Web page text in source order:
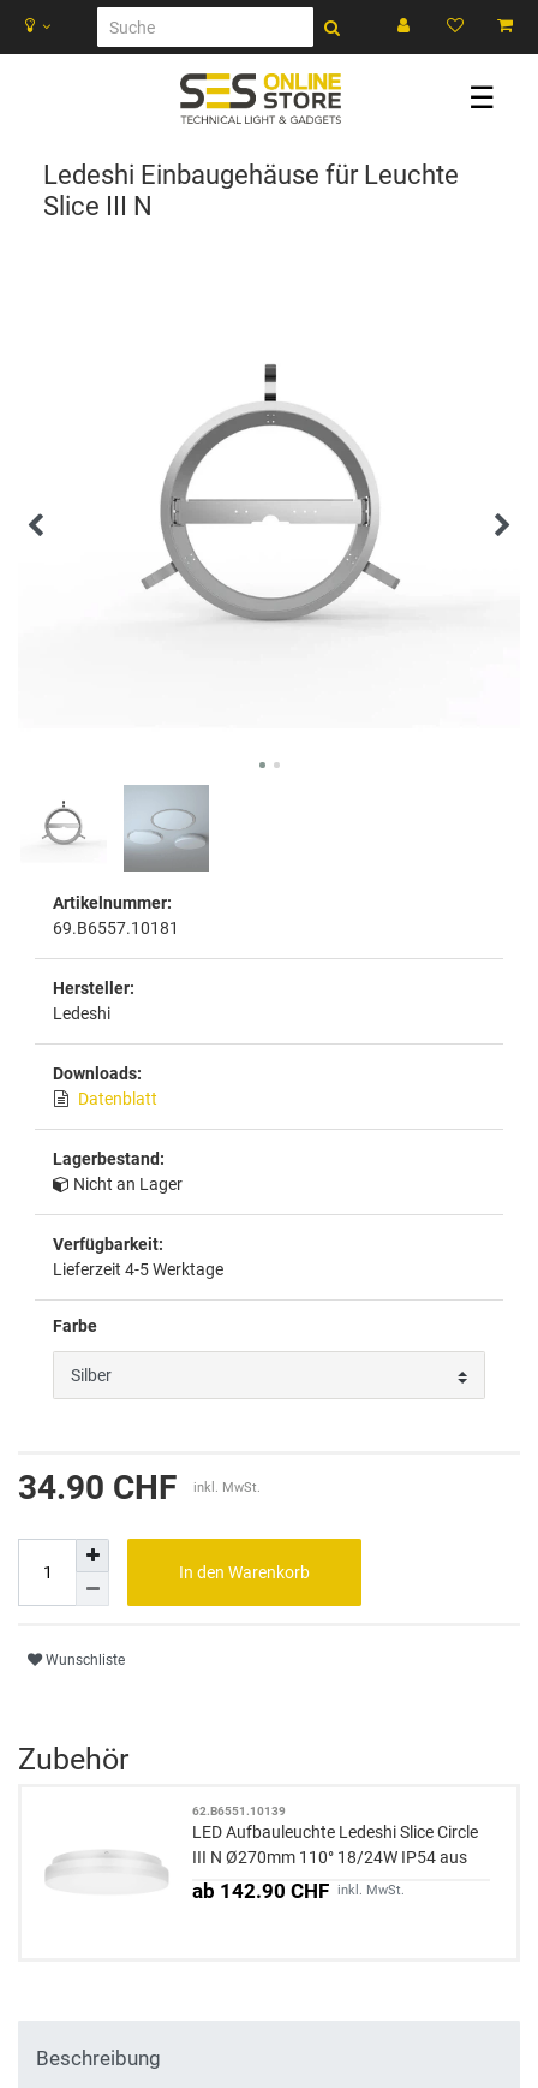
☰
Ledeshi Einbaugehäuse für Leuchte
Slice III N
Artikelnummer:
69.B6557.10181
Hersteller:
Ledeshi
Downloads:
Datenblatt
Lagerbestand:
Nicht an Lager
Verfügbarkeit:
Lieferzeit 4-5 Werktage
Farbe
34.90 CHF inkl. MwSt.
In den Warenkorb
Wunschliste
Zubehör
62.B6551.10139
LED Aufbauleuchte Ledeshi Slice Circle
III N Ø270mm 110° 18/24W IP54 aus
Aluminium
ab 142.90 CHF inkl. MwSt.
Beschreibung